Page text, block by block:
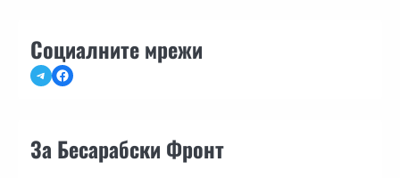
Социалните мрежи
TelegramFacebook
За Бесарабски Фронт